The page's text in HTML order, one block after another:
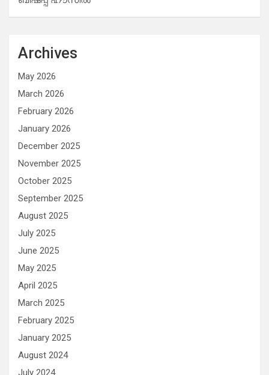
Archives
May 2026
March 2026
February 2026
January 2026
December 2025
November 2025
October 2025
September 2025
August 2025
July 2025
June 2025
May 2025
April 2025
March 2025
February 2025
January 2025
August 2024
July 2024